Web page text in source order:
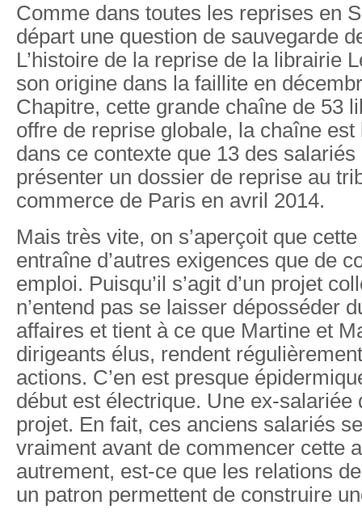
Comme dans toutes les reprises en
départ une question de sauvegarde
L’histoire de la reprise de la librairie
son origine dans la faillite en
Chapitre, cette grande chaîne de 53
offre de reprise globale, la chaîne est
dans ce contexte que 13 des salariés
présenter un dossier de reprise au
commerce de Paris en avril 2014.
Mais très vite, on s’aperçoit que
entraîne d’autres exigences que de
emploi. Puisqu’il s’agit d’un projet
n’entend pas se laisser déposséder
affaires et tient à ce que Martine et
dirigeants élus, rendent
actions. C’en est presque
début est électrique. Une ex-salariée
projet. En fait, ces anciens salariés
vraiment avant de commencer cette
autrement, est-ce que les relations
un patron permettent de construire